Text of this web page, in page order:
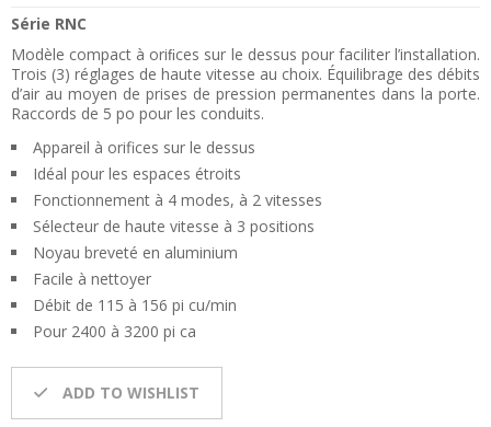
Série RNC
Modèle compact à oriﬁces sur le dessus pour faciliter l’installation.
Trois (3) réglages de haute vitesse au choix. Équilibrage des débits
d’air au moyen de prises de pression permanentes dans la porte.
Raccords de 5 po pour les conduits.
Appareil à orifices sur le dessus
Idéal pour les espaces étroits
Fonctionnement à 4 modes, à 2 vitesses
Sélecteur de haute vitesse à 3 positions
Noyau breveté en aluminium
Facile à nettoyer
Débit de 115 à 156 pi cu/min
Pour 2400 à 3200 pi ca
ADD TO WISHLIST